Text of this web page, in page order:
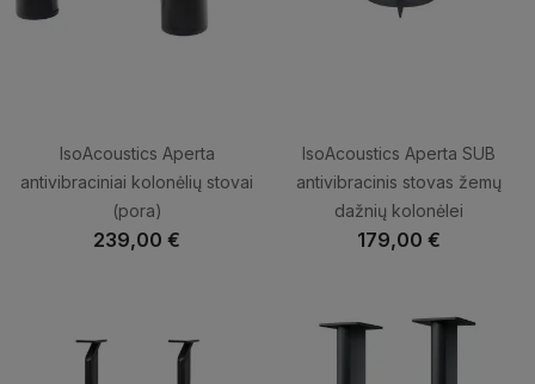
IsoAcoustics Aperta
antivibraciniai kolonėlių stovai
(pora)
239,00 €
IsoAcoustics Aperta SUB
antivibracinis stovas žemų
dažnių kolonėlei
179,00 €